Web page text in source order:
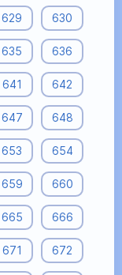
629 630
635 636
641 642
647 648
653 654
659 660
665 666
671 672